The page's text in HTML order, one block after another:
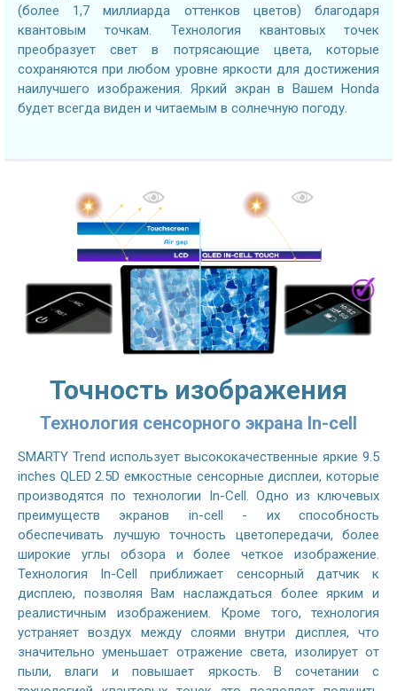
(более 1,7 миллиарда оттенков цветов) благодаря
квантовым точкам. Технология квантовых точек
преобразует свет в потрясающие цвета, которые
сохраняются при любом уровне яркости для достижения
наилучшего изображения. Яркий экран в Вашем Honda
будет всегда виден и читаемым в солнечную погоду.
Точность изображения
Технология сенсорного экрана In-cell
SMARTY Trend использует высококачественные яркие 9.5
inches QLED 2.5D емкостные сенсорные дисплеи, которые
производятся по технологии In-Cell. Одно из ключевых
преимуществ экранов in-cell - их способность
обеспечивать лучшую точность цветопередачи, более
широкие углы обзора и более четкое изображение.
Технология In-Cell приближает сенсорный датчик к
дисплею, позволяя Вам наслаждаться более ярким и
реалистичным изображением. Кроме того, технология
устраняет воздух между слоями внутри дисплея, что
значительно уменьшает отражение света, изолирует от
пыли, влаги и повышает яркость. В сочетании с